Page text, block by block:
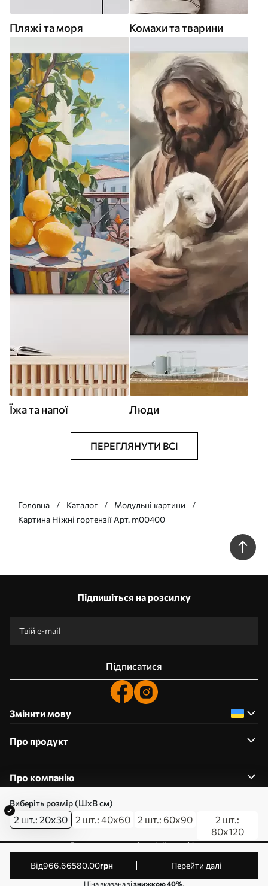
Виберіть розмір (ШхВ см)
2 шт.: 20x30 2 шт.: 40x60 2 шт.: 60x90
2 шт.:
80x120
від966.66580.00грн Перейти далі
Ціна вказана зізнижкою 40%.
Пляжі та моря Комахи та тварини
Їжа та напої Люди
ПЕРЕГЛЯНУТИ ВСІ
Головна Каталог
Модульні картини
Картина Ніжні гортензії Арт. m00400
Підпишіться на розсилку
Підписатися
Змінити мову
Про продукт
Про компанію
Редагування дозволів на файли cookie
© 2011-2026 Art-holst. Усі права захищені. Власник:
ТОВ “КЛЄВЄР”. Код ЄДРПОУ: 31780602.